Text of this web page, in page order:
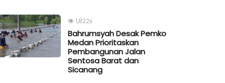
1,822x
Bahrumsyah Desak Pemko
Medan Prioritaskan
Pembangunan Jalan
Sentosa Barat dan
Sicanang